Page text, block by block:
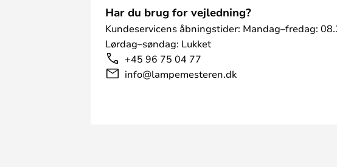
Har du brug for vejledning?
Kundeservicens åbningstider: Mandag–fredag:
Lørdag–søndag: Lukket
+45 96 75 04 77
info@lampemesteren.dk